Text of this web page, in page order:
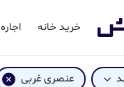
خرید خانه
عنصری غربی